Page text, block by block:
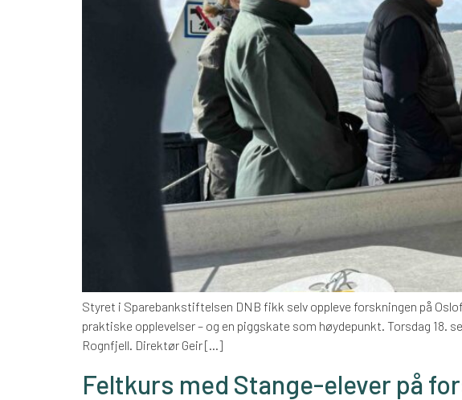
Styret i Sparebankstiftelsen DNB fikk selv oppleve forskningen på
praktiske opplevelser – og en piggskate som høydepunkt. Torsdag
Rognfjell. Direktør Geir […]
Feltkurs med Stange-elever på